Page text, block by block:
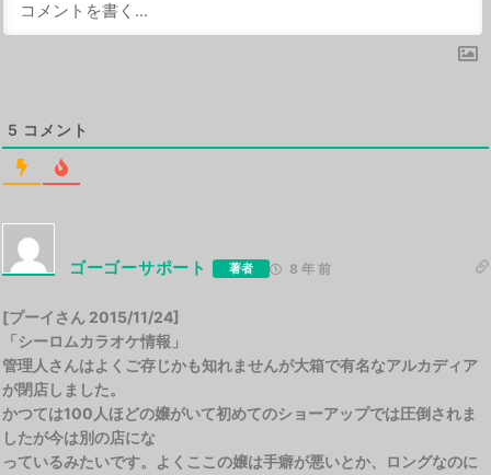
5 コメント
ゴーゴーサポート 著者 8 年 前
[プーイさん 2015/11/24]
「シーロムカラオケ情報」
管理人さんはよくご存じかも知れませんが大箱で有名なアルカディア
が閉店しました。
かつては100人ほどの嬢がいて初めてのショーアップでは圧倒されま
したが今は別の店にな
っているみたいです。よくここの嬢は手癖が悪いとか、ロングなのに